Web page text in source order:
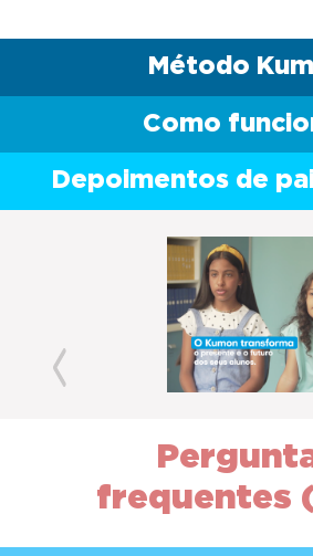
Método
Como
Depoimentos de
frequentes